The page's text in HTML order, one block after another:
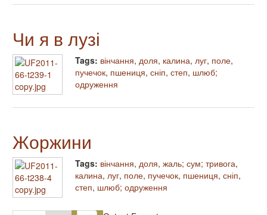
Чи я в лузі
Tags: вінчання, доля, калина, луг, поле,
пучечок, пшениця, сніп, степ, шлюб;
одруження
Жоржини
Tags: вінчання, доля, жаль; сум; тривога,
калина, луг, поле, пучечок, пшениця, сніп,
степ, шлюб; одруження